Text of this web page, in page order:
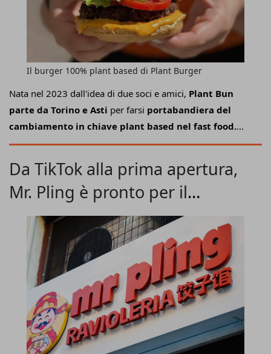
Nata nel 2023 dall'idea di due soci e amici, Plant Bun
parte da Torino e Asti per farsi portabandiera del
cambiamento in chiave plant based nel fast food.
L'obiettivo, infatti, è quello dicombinare innovazione,
contemporanea il più classico dei format food retail.
Insomma, una "rivoluzione proteica" , come la definisce
passi ora si prepara a conquistare altre piazze e, nel
contempo, portare a bordo nuovi investitori e
competenze.
Il burger 100% plant based di Plant Burger
Da TikTok alla prima apertura,
Mr. Pling è pronto per il
franchising